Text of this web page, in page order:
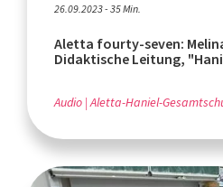
26.09.2023 - 35 Min.
Aletta fourty-seven:
Didaktische Leitung,
Audio Aletta-Haniel-